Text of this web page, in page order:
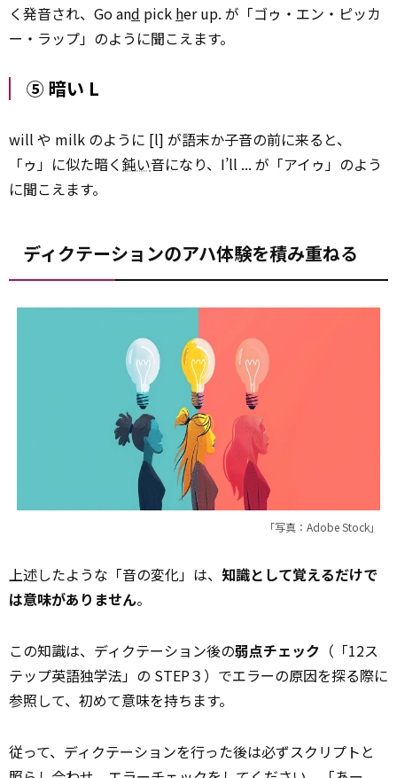
く発音され、Go and pick her up. が「ゴゥ・エン・ピッカ
ー・ラップ」のように聞こえます。
⑤ 暗い L
will や milk のように [l] が語末か子音の前に来ると、
「ゥ」に似た暗く 鈍い音になり、I’ll ... が「アイゥ」のよう
に聞こえます。
ディクテーションのアハ体験を積み重ねる
「写真：Adobe Stock」
上述したような「音の変化」は、 知識として覚えるだけで
は意味がありません。
この知識は、ディクテーション後の弱点チェック （「12ス
テップ英語独学法」の STEP３）でエラーの原因を探る際に
参照して、初めて意味を持ちます。
従って、ディクテーションを行った後は必ずスクリプトと